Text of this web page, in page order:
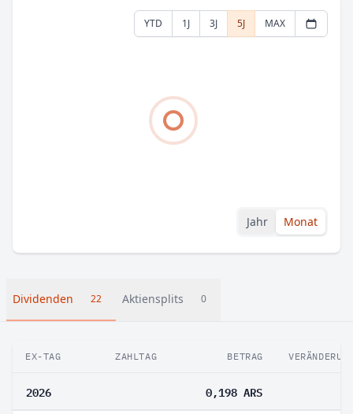
YTD 1J 3J 5J MAX
Jahr Monat
Dividenden 22 Aktiensplits 0
EX-TAG ZAHLTAG BETRAG
2026 0,198 ARS